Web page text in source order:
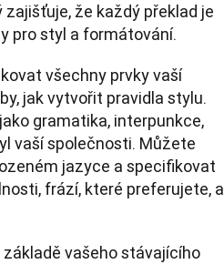
že každý překlad je
pro styl a formátování.
všechny prvky vaší
jak vytvořit pravidla stylu.
gramatika, interpunkce,
vaší společnosti. Můžete
jazyce a specifikovat
frází, které preferujete, a
vašeho stávajícího